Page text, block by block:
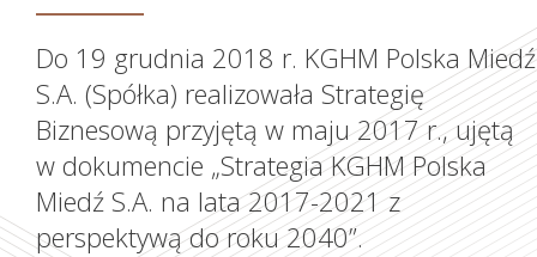
Do 19 grudnia 2018 r. KGHM Polska Miedź
S.A. (Spółka) realizowała Strategię
Biznesową przyjętą w maju 2017 r., ujętą
w dokumencie „Strategia KGHM Polska
Miedź S.A. na lata 2017-2021 z
perspektywą do roku 2040”.